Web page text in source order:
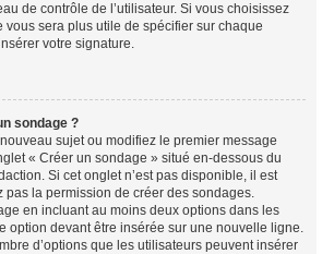
de contrôle de l’utilisateur. Si vous choisissez
vous sera plus utile de spécifier sur chaque
votre signature.
sondage ?
sujet ou modifiez le premier message
« Créer un sondage » situé en-dessous du
Si cet onglet n’est pas disponible, il est
pas la permission de créer des sondages.
en incluant au moins deux options dans les
option devant être insérée sur une nouvelle ligne.
d’options que les utilisateurs peuvent insérer